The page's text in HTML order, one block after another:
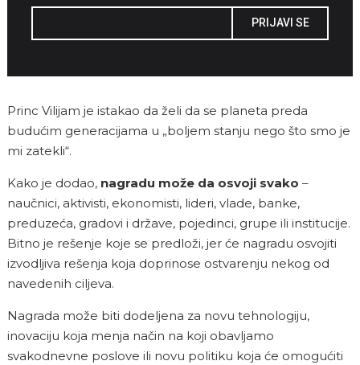
PRIJAVI SE
Princ Vilijam je istakao da želi da se planeta preda
budućim generacijama u „boljem stanju nego što smo je
mi zatekli“.
Kako je dodao, nagradu može da osvoji svako –
naučnici, aktivisti, ekonomisti, lideri, vlade, banke,
preduzeća, gradovi i države, pojedinci, grupe ili institucije.
Bitno je rešenje koje se predloži, jer će nagradu osvojiti
izvodljiva rešenja koja doprinose ostvarenju nekog od
navedenih ciljeva.
Nagrada može biti dodeljena za novu tehnologiju,
inovaciju koja menja način na koji obavljamo
svakodnevne poslove ili novu politiku koja će omogućiti